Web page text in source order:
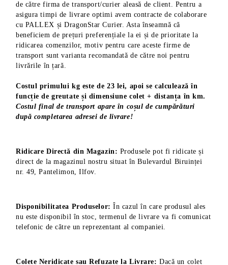
de către firma de transport/curier aleasă de client. Pentru a
asigura timpi de livrare optimi avem contracte de colaborare
cu PALLEX și DragonStar Curier. Asta înseamnă că
beneficiem de prețuri preferențiale la ei și de prioritate la
ridicarea comenzilor, motiv pentru care aceste firme de
transport sunt varianta recomandată de către noi pentru
livrările în țară.
Costul primului kg este de 23 lei, apoi se calculează în
funcție de greutate și dimensiune colet + distanța în km.
Costul final de transport apare în coșul de cumpărături
după completarea adresei de livrare!
Ridicare Directă din Magazin: Produsele pot fi ridicate și
direct de la magazinul nostru situat în Bulevardul Biruinței
nr. 49, Pantelimon, Ilfov.
Disponibilitatea Produselor: În cazul în care produsul ales
nu este disponibil în stoc, termenul de livrare va fi comunicat
telefonic de către un reprezentant al companiei.
Colete Neridicate sau Refuzate la Livrare: Dacă un colet